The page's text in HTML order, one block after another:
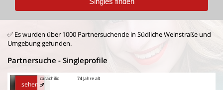
✅ Es wurden über 1000 Partnersuchende in Südliche Weinstraße und
Umgebung gefunden.
Partnersuche - Singleprofile
sehen
carachilio 74 Jahre alt